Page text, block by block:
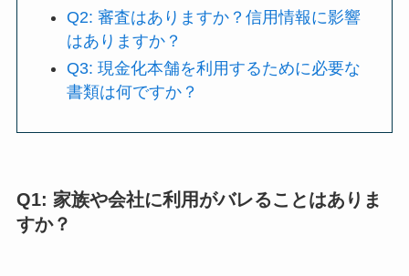
Q2: 審査はありますか？信用情報に影響
はありますか？
Q3: 現金化本舗を利用するために必要な
書類は何ですか？
Q1: 家族や会社に利用がバレることはありま
すか？